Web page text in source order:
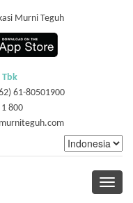
Murni Teguh
Tbk
61-80501900
800
Toggle